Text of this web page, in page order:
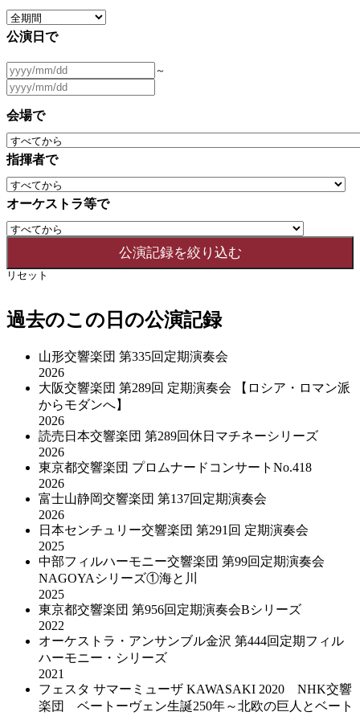
公演日で
～
会場で
指揮者で
オーケストラ等で
リセット
過去のこの日の公演記録
山形交響楽団 第335回定期演奏会
2026
大阪交響楽団 第289回 定期演奏会 【ロシア・ロマン派
からモダンへ】
2026
読売日本交響楽団 第289回休日マチネーシリーズ
2026
東京都交響楽団 プロムナードコンサートNo.418
2026
富士山静岡交響楽団 第137回定期演奏会
2026
日本センチュリー交響楽団 第291回 定期演奏会
2025
中部フィルハーモニー交響楽団 第99回定期演奏会
NAGOYAシリーズ①海と川
2025
東京都交響楽団 第956回定期演奏会Bシリーズ
2022
オーケストラ・アンサンブル金沢 第444回定期フィル
ハーモニー・シリーズ
2021
フェスタ サマーミューザ KAWASAKI 2020 NHK交響
楽団 ベートーヴェン生誕250年～北欧の巨人とベート